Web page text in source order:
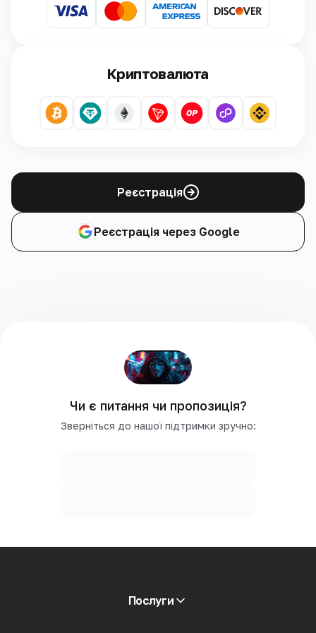
Криптовалюта
Реєстрація
Реєстрація через Google
Чи є питання чи пропозиція?
Зверніться до нашої підтримки зручно:
Послуги